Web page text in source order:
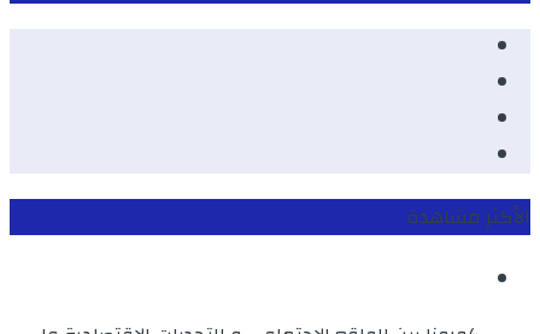
الأكثر مشاهدة